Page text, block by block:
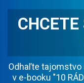
CHCETE
Odhaľte
v e-booku "10